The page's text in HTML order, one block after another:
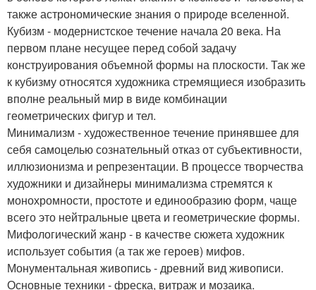
также астрономические знания о природе вселенной.
Кубизм - модернистское течение начала 20 века. На
первом плане несущее перед собой задачу
конструирования объемной формы на плоскости. Так же
к кубизму относятся художника стремящиеся изобразить
вполне реальный мир в виде комбинации
геометрических фигур и тел.
Минимализм - художественное течение принявшее для
себя самоцелью сознательный отказ от субъективности,
иллюзионизма и репрезентации. В процессе творчества
художники и дизайнеры минимализма стремятся к
монохромности, простоте и единообразию форм, чаще
всего это нейтральные цвета и геометрические формы.
Мифологический жанр - в качестве сюжета художник
использует события (а так же героев) мифов.
Монументальная живопись - древний вид живописи.
Основные техники - фреска, витраж и мозаика.